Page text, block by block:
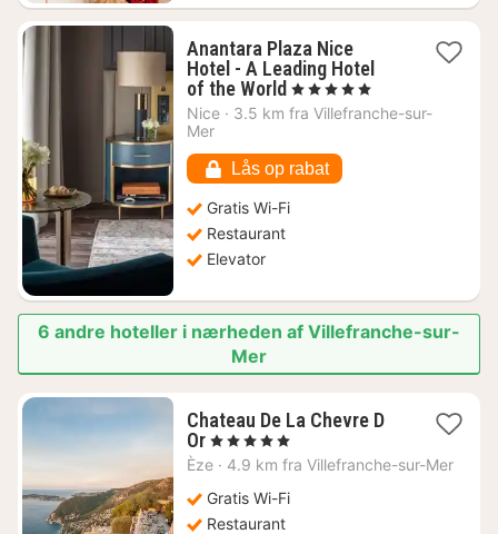
Anantara Plaza Nice
Hotel - A Leading Hotel
of the World 1
nat
kr.
, 5 Stjerner
Nice · 3.5 km fra Villefranche-sur-
Mer
Lås op rabat
Gratis Wi-Fi
Restaurant
Elevator
6 andre hoteller i nærheden af Villefranche-sur-
Mer
Chateau De La Chevre D
Or1
nat
5779
kr.
, 5 Stjerner
Èze · 4.9 km fra Villefranche-sur-Mer
Gratis Wi-Fi
Restaurant